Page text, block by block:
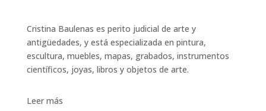
Cristina Baulenas es perito judicial de arte y
antigüedades, y está especializada en pintura,
escultura, muebles, mapas, grabados, instrumentos
científicos, joyas, libros y objetos de arte.
Leer más